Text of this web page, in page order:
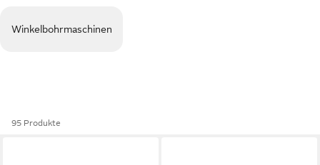
Winkelbohrmaschinen
95 Produkte